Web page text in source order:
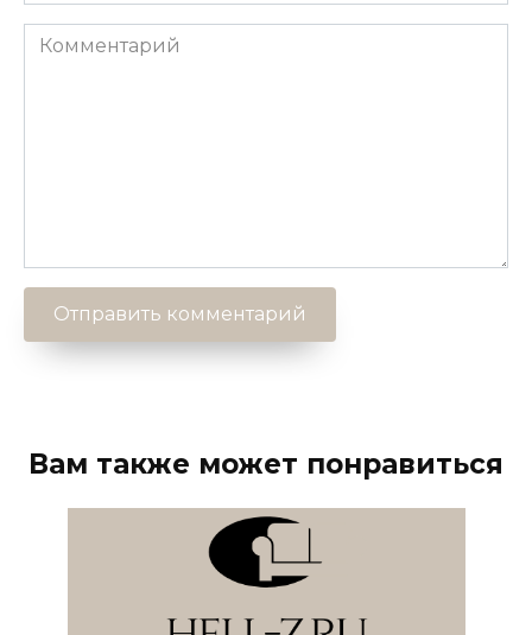
Комментарий
Вам также может понравиться